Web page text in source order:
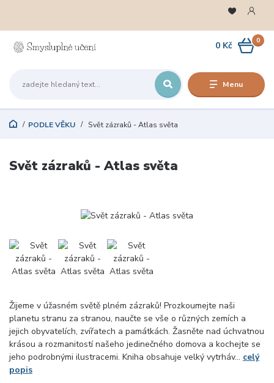
Menu
0
0 Kč
PODLE VĚKU Svět zázraků - Atlas světa
Svět zázraků - Atlas světa
Žijeme v úžasném světě plném zázraků! Prozkoumejte naši
planetu stranu za stranou, naučte se vše o různých zemích a
jejich obyvatelích, zvířatech a památkách. Žasněte nad úchvatnou
krásou a rozmanitostí našeho jedinečného domova a kochejte se
jeho podrobnými ilustracemi. Kniha obsahuje velký vytrháv... celý
popis